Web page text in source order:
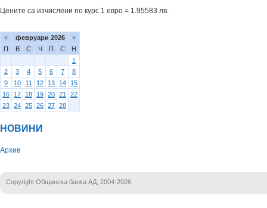
Цените са изчислени по курс 1 евро = 1.95583 лв.
« февруари 2026
»
П
В С Ч П С
Н
1
2
3 4 5 6 7
8
9
10 11 12 13 14
15
16
17 18 19 20 21
22
23 24 25 26 27 28
НОВИНИ
Архив
Copyright Общинска банка АД, 2004-2026